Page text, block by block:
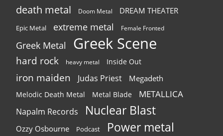
death metal Doom Metal DREAM THEATER
Epic Metal extreme metal Female Fronted
Greek Metal Greek Scene
hard rock heavy metal Inside Out
iron maiden Judas Priest Megadeth
Melodic Death Metal Metal Blade METALLICA
Napalm Records Nuclear Blast
Ozzy Osbourne Podcast Power metal